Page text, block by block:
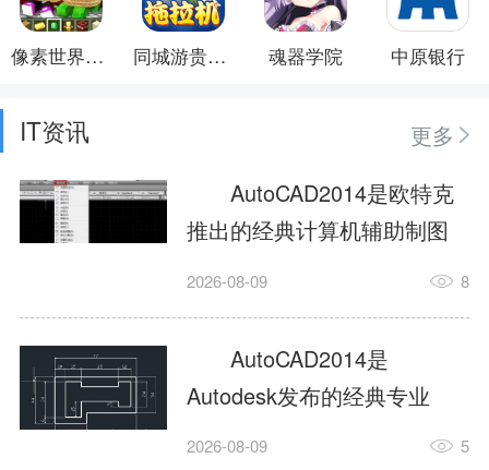
像素世界生存者冒险 同城游贵港拖拉机 魂器学院 中原银行
IT资讯
更多
AutoCAD2014是欧特克
推出的经典计算机辅助制图
工具，主打稳定2D施工图绘
行业工程设计。版本新增图
纸标签页、实景地理地图、
协同设计交流模块，优化命
2026-08-09 8
AutoCAD2014是
Autodesk发布的经典专业
CAD制图设计软件，是工程
2026-08-09 5